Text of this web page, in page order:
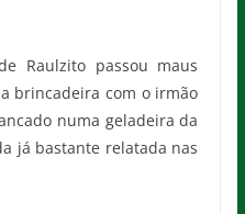
Raulzito passou maus
brincadeira com o irmão
numa geladeira da
já bastante relatada nas